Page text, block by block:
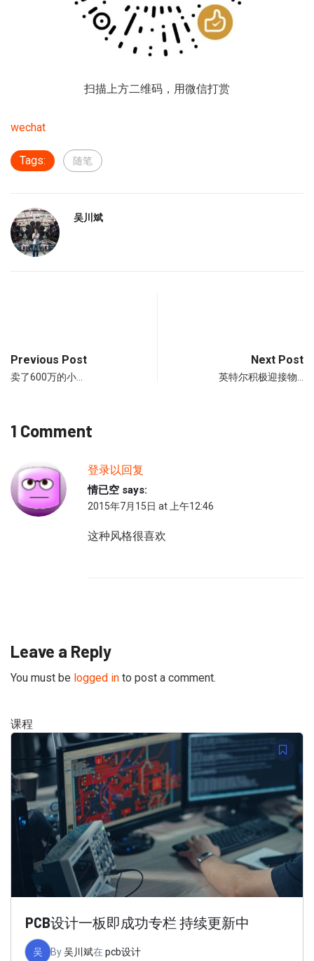
扫描上方二维码，用微信打赏
wechat
Tags: 随笔
吴川斌
Previous Post
卖了600万的小…
Next Post
英特尔积极迎接物…
1 Comment
登录以回复
情已空 says:
2015年7月15日 at 上午12:46
这种风格很喜欢
Leave a Reply
You must be logged in to post a comment.
课程
PCB设计一板即成功专栏 持续更新中
吴 By吴川斌在 pcb设计